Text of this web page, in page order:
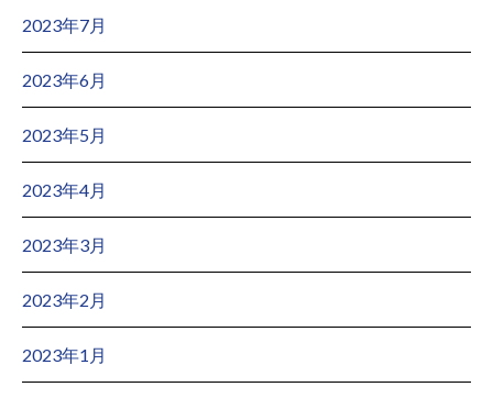
2023年7月
2023年6月
2023年5月
2023年4月
2023年3月
2023年2月
2023年1月